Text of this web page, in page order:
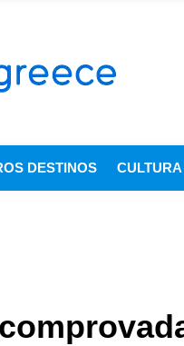
DESTINOS CULTURA